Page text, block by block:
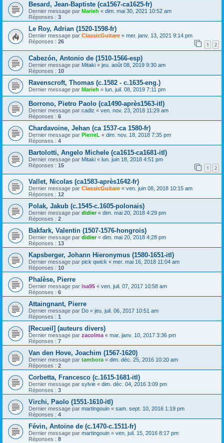
Besard, Jean-Baptiste (ca1567-ca1625-fr)
Dernier message par Marieh « dim. mai 30, 2021 10:52 am
Réponses : 3
Le Roy, Adrian (1520-1598-fr)
Dernier message par ClassicGuitare « mer. janv. 13, 2021 9:14 pm
Réponses : 26 1 2
Cabezón, Antonio de (1510-1566-esp)
Dernier message par Mitaki « jeu. août 08, 2019 9:30 am
Réponses : 10
Ravenscroft, Thomas (c.1582 - c.1635-eng.)
Dernier message par Marieh « lun. juil. 08, 2019 7:11 pm
Borrono, Pietro Paolo (ca1490-après1563-itl)
Dernier message par cadiz « ven. nov. 23, 2018 11:29 am
Réponses : 6
Chardavoine, Jehan (ca 1537-ca 1580-fr)
Dernier message par PierreL « dim. nov. 18, 2018 7:35 pm
Réponses : 4
Bartolotti, Angelo Michele (ca1615-ca1681-itl)
Dernier message par Mitaki « lun. juin 18, 2018 4:51 pm
Réponses : 15 1 2
Vallet, Nicolas (ca1583-après1642-fr)
Dernier message par ClassicGuitare « ven. juin 08, 2018 10:15 am
Réponses : 12
Polak, Jakub (c.1545-c.1605-polonais)
Dernier message par didier« dim. mai 20, 2018 4:29 pm
Réponses : 2
Bakfark, Valentin (1507-1576-hongrois)
Dernier message par didier« dim. mai 20, 2018 4:28 pm
Réponses : 13
Kapsberger, Johann Hieronymus (1580-1651-itl)
Dernier message par pick qwick « mer. mai 16, 2018 11:04 am
Réponses : 10
Phalèse, Pierre
Dernier message par isa95 « ven. juil. 07, 2017 10:58 am
Réponses : 6
Attaingnant, Pierre
Dernier message par Do « jeu. juil. 06, 2017 10:51 am
Réponses : 1
[Recueil] (auteurs divers)
Dernier message par zacolma « mar. janv. 10, 2017 3:36 pm
Réponses : 7
Van den Hove, Joachim (1567-1620)
Dernier message par tambora « dim. déc. 25, 2016 10:20 am
Réponses : 2
Corbetta, Francesco (c.1615-1681-itl)
Dernier message par sylvie « dim. déc. 04, 2016 3:09 pm
Réponses : 3
Virchi, Paolo (1551-1610-itl)
Dernier message par martingouin « sam. sept. 10, 2016 1:19 pm
Réponses : 4
Févin, Antoine de (c.1470-c.1511-fr)
Dernier message par martingouin « ven. juil. 15, 2016 8:17 pm
Réponses : 8